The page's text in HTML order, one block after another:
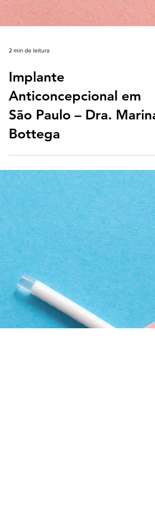
Implante
Anticoncepcional em
São Paulo – Dra. Marina